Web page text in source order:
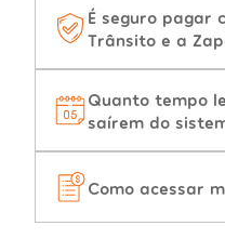
É seguro pagar
Trânsito e a
Quanto tempo
saírem do
Como acessar